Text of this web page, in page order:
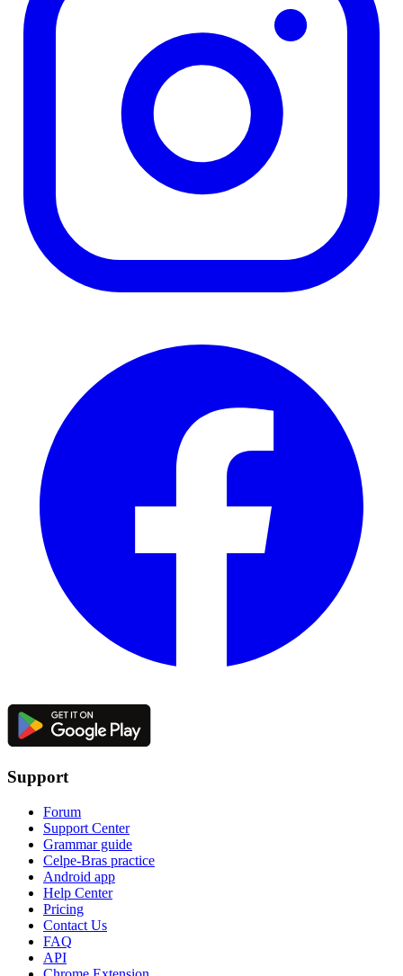
Support
Forum
Support Center
Grammar guide
Celpe-Bras practice
Android app
Help Center
Pricing
Contact Us
FAQ
API